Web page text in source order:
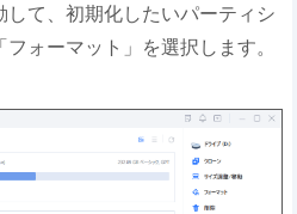
して、初期化したいパーティシ
ォーマット」を選択します。